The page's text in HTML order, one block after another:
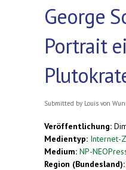
George
Portrait
Submitted by Louis von
Veröffentlichung:
Medientyp: Internet-
Medium: NP-
Region (Bundesland):